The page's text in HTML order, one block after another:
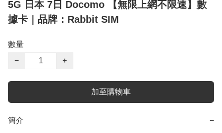
5G 日本 7日 Docomo 【無限上網不限速】數
據卡｜品牌：Rabbit SIM
數量
−
+
加至購物車
簡介 −